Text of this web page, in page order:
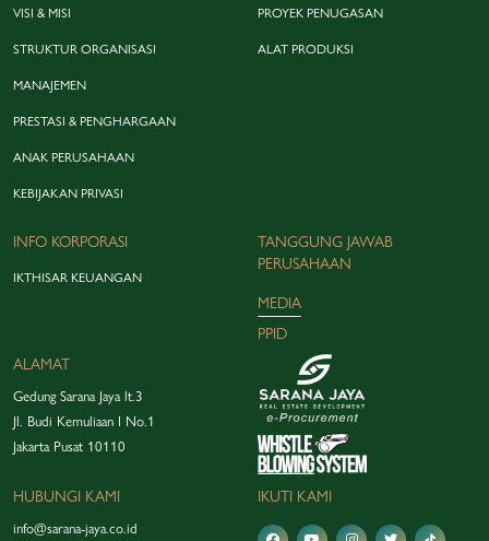
VISI & MISI
STRUKTUR ORGANISASI
MANAJEMEN
PRESTASI & PENGHARGAAN
ANAK PERUSAHAAN
KEBIJAKAN PRIVASI
PROYEK PENUGASAN
ALAT PRODUKSI
INFO KORPORASI
IKTHISAR KEUANGAN
TANGGUNG JAWAB
PERUSAHAAN
MEDIA
PPID
ALAMAT
Gedung Sarana Jaya lt.3
Jl. Budi Kemuliaan I No.1
Jakarta Pusat 10110
HUBUNGI KAMI
info@sarana-jaya.co.id
IKUTI KAMI